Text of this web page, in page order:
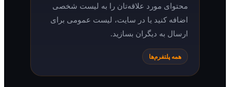
محتوای مورد علاقه‌تان را به لیست شخصی
اضافه کنید یا در سایت، لیست عمومی برای
ارسال به دیگران بسازید.
همه پلتفرم‌ها